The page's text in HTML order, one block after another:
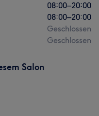
08:00–20:00
08:00–20:00
Geschlossen
Geschlossen
Salon